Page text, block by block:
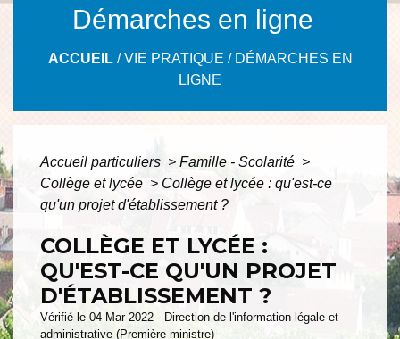
Démarches en ligne
ACCUEIL/VIE PRATIQUE / DÉMARCHES EN
LIGNE
Accueil particuliers > Famille - Scolarité >
Collège et lycée > Collège et lycée : qu'est-ce
qu'un projet d'établissement ?
COLLÈGE ET LYCÉE :
QU'EST-CE QU'UN PROJET
D'ÉTABLISSEMENT ?
Vérifié le 04 Mar 2022 - Direction de l'information légale et
administrative (Première ministre)